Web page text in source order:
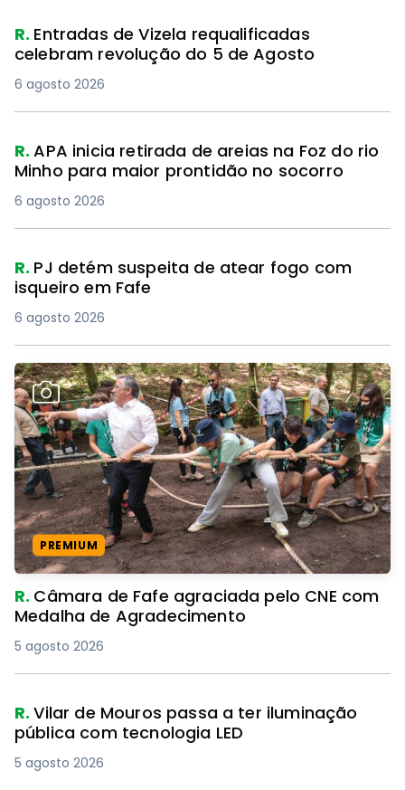
R. Entradas de Vizela requalificadas
celebram revolução do 5 de Agosto
6 agosto 2026
R.APA inicia retirada de areias na Foz do rio
Minho para maior prontidão no socorro
6 agosto 2026
R. PJ detém suspeita de atear fogo com
isqueiro em Fafe
6 agosto 2026
PREMIUM
R. Câmara de Fafe agraciada pelo CNE com
Medalha de Agradecimento
5 agosto 2026
R.Vilar de Mouros passa a ter iluminação
pública com tecnologia LED
5 agosto 2026